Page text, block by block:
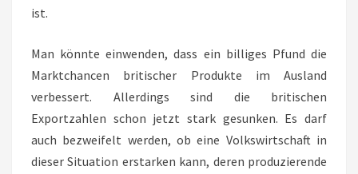
ist.
Man könnte einwenden, dass ein billiges Pfund die
Marktchancen britischer Produkte im Ausland
verbessert. Allerdings sind die britischen
Exportzahlen schon jetzt stark gesunken. Es darf
auch bezweifelt werden, ob eine Volkswirtschaft in
dieser Situation erstarken kann, deren produzierende